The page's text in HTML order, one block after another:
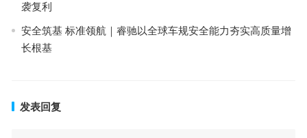
袭复利
安全筑基 标准领航｜睿驰以全球车规安全能力夯实高质量增
长根基
发表回复